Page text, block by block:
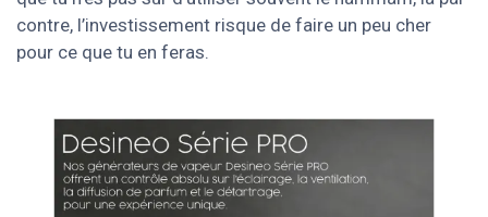
contre, l’investissement risque de faire un peu cher
pour ce que tu en feras.